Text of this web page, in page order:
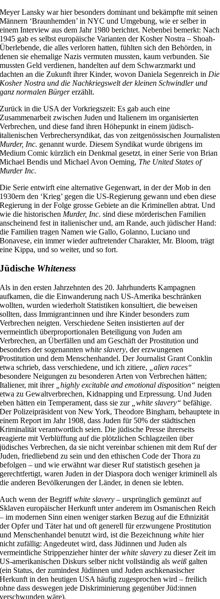
Meyer Lansky war hier besonders dominant und bekämpfte mit seinen
Männern ‘Braunhemden’ in NYC und Umgebung, wie er selber in
einem Interview aus dem Jahr 1980 berichtet. Nebenbei bemerkt: Nach
1945 gab es selbst europäische Varianten der Kosher Nostra – Shoah-
Überlebende, die alles verloren hatten, fühlten sich den Behörden, in
denen sie ehemalige Nazis vermuten mussten, kaum verbunden. Sie
mussten Geld verdienen, handelten auf dem Schwarzmarkt und
dachten an die Zukunft ihrer Kinder, wovon Daniela Segenreich in Die
Kosher Nostra und die Nachkriegswelt der kleinen Schwindler und
ganz normalen Bürgererzählt.
Zurück in die USA der Vorkriegszeit: Es gab auch eine
Zusammenarbeit zwischen Juden und Italienern im organisierten
Verbrechen, und diese fand ihren Höhepunkt in einem jüdisch-
italienischen Verbrechersyndikat, das von zeitgenössischen Journalisten
Murder, Inc. genannt wurde. Diesem Syndikat wurde übrigens im
Medium Comic kürzlich ein Denkmal gesetzt, in einer Serie von Brian
Michael Bendis und Michael Avon Oeming, The United States of
Murder Inc.
Die Serie entwirft eine alternative Gegenwart, in der der Mob in den
1930ern den ‘Krieg’ gegen die US-Regierung gewann und eben diese
Regierung in der Folge grosse Gebiete an die Kriminellen abtrat. Und
wie die historischen Murder, Inc. sind diese mörderischen Familien
anscheinend fest in italienischer und, am Rande, auch jüdischer Hand:
die Familien tragen Namen wie Gallo, Golanno, Luciano und
Bonavese, ein immer wieder auftretender Charakter, Mr. Bloom, trägt
eine Kippa, und so weiter, und so fort.
Jüdische Whiteness
Als in den ersten Jahrzehnten des 20. Jahrhunderts Kampagnen
aufkamen, die die Einwanderung nach US-Amerika beschränken
wollten, wurden wiederholt Statistiken konsultiert, die beweisen
sollten, dass Immigrant:innen und ihre Kinder besonders zum
Verbrechen neigten. Verschiedene Seiten insistierten auf der
vermeintlich überproportionalen Beteiligung von Juden am
Verbrechen, an Überfällen und am Geschäft der Prostitution und
besonders der sogenanntenwhite slavery, der erzwungenen
Prostitution und dem Menschenhandel. Der Journalist Grant Conklin
etwa schrieb, dass verschiedene, und ich zitiere,
„alien races“
besondere Neigungen zu besonderen Arten von Verbrechen hätten;
Italiener, mit ihrer
„highly excitable and emotional disposition“ neigten
etwa zu Gewaltverbrechen, Kidnapping und Erpressung. Und Juden
eben hätten ein Temperament, dass sie zur
„white slavery“ befähige.
Der Polizeipräsident von New York, Theodore Bingham, behauptete in
einem Report im Jahr 1908, dass Juden für 50% der städtischen
Kriminalität verantwortlich seien. Die jüdische Presse ihrerseits
reagierte mit Verblüffung auf die plötzlichen Schlagzeilen über
jüdisches Verbrechen, da sie nicht vereinbar schienen mit dem Ruf der
Juden, friedliebend zu sein und den ethischen Code der Thora zu
befolgen – und wie erwähnt war dieser Ruf statistisch gesehen ja
gerechtfertigt, waren Juden in der Diaspora doch weniger kriminell als
die anderen Bevölkerungen der Länder, in denen sie lebten.
Auch wenn der Begriffwhite slavery – ursprünglich gemünzt auf
Sklaven europäischer Herkunft unter anderem im Osmanischen Reich
– im modernen Sinn einen weniger starken Bezug auf die Ethnizität
der Opfer und Täter hat und oft generell für erzwungene Prostitution
und Menschenhandel benutzt wird, ist die Bezeichnungwhitehier
nicht zufällig: Angedeutet wird, dass Jüdinnen und Juden als
vermeintliche Strippenzieher hinter derwhite slaveryzu dieser Zeit im
US-amerikanischen Diskurs selber nicht vollständig alsweiß galten
(ein Status, der zumindest Jüdinnen und Juden aschkenasischer
Herkunft in den heutigen USA häufig zugesprochen wird – freilich
ohne dass deswegen jede Diskriminierung gegenüber Jüd:innen
verschwunden wäre).